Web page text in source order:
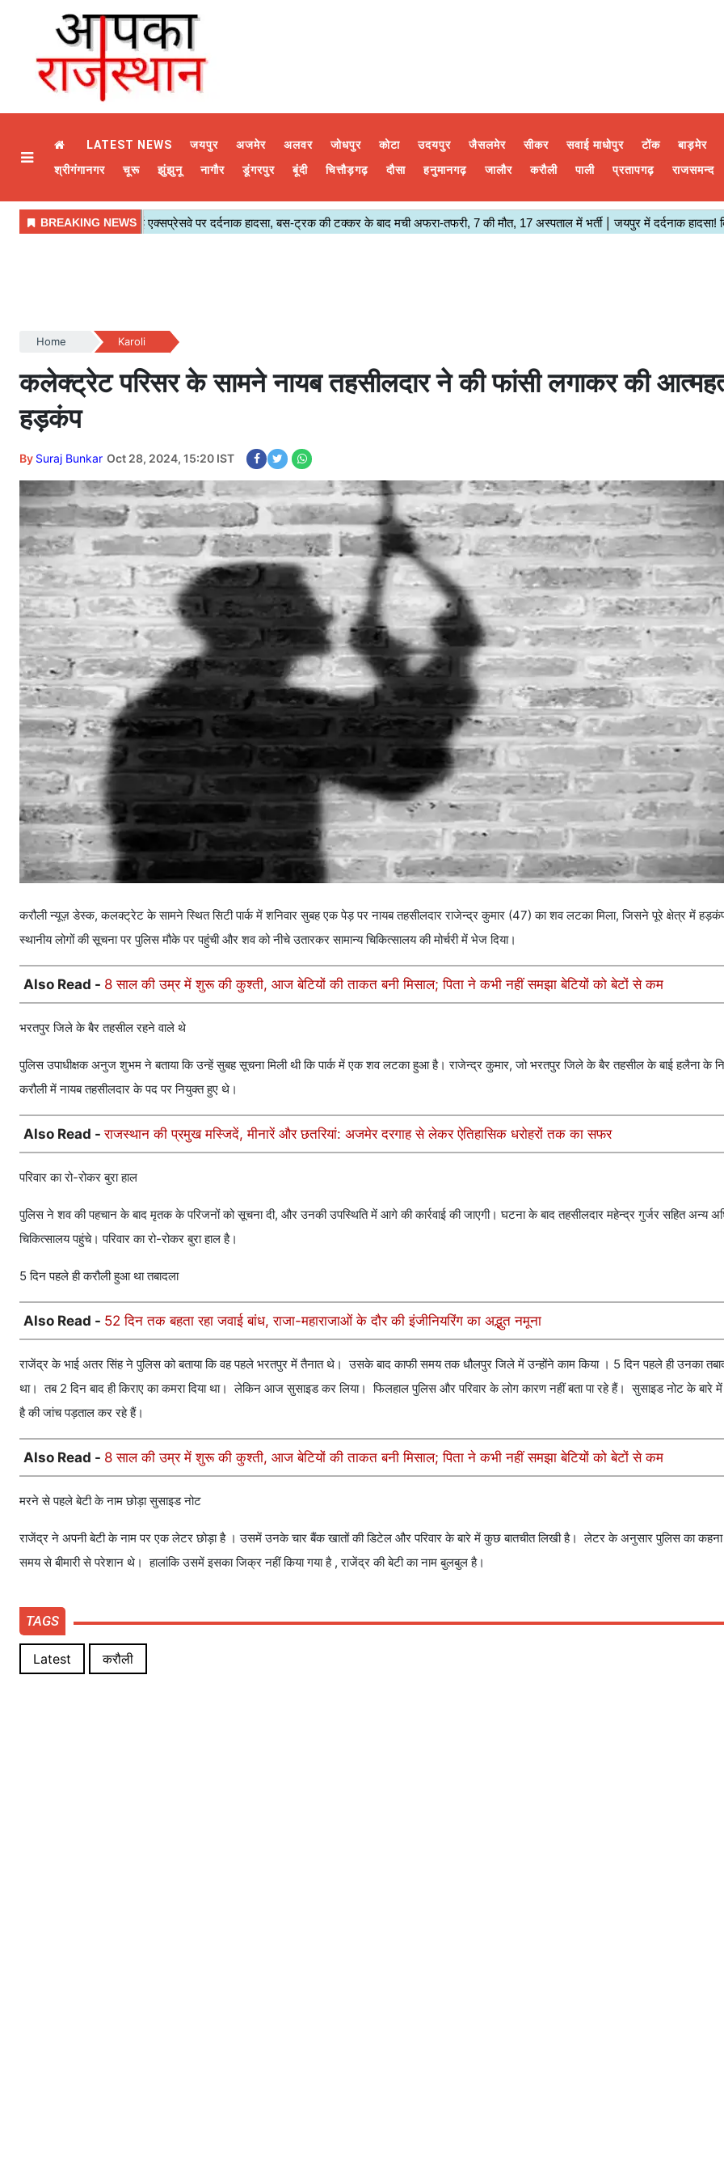
LATEST NEWS जयपुर अजमेर अलवर जोधपुर कोटा उदयपुर जैसलमेर सीकर सवाई माधोपुर टोंक बाड़मेर
श्रीगंगानगर
चूरू झुंझुनू नागौर डूंगरपुर बूंदी चित्तौड़गढ़ दौसा हनुमानगढ़ जालौर करौली पाली प्रतापगढ़ राजसमन्द
Home Karoli
कलेक्ट्रेट परिसर के सामने नायब तहसीलदार ने की फांसी लगाकर की
हड़कंप
By Suraj Bunkar Oct 28, 2024, 15:20 IST
करौली न्यूज़ डेस्क, कलक्ट्रेट के सामने स्थित सिटी पार्क में शनिवार सुबह एक पेड़ पर नायब तहसीलदार राजेन्द्र कुमार (47) का शव लटका मिला, जिसने पूरे क्षेत्र में हड़कंप
स्थानीय लोगों की सूचना पर पुलिस मौके पर पहुंची और शव को नीचे उतारकर सामान्य चिकित्सालय की मोर्चरी में भेज दिया।
Also Read - 8 साल की उम्र में शुरू की कुश्ती, आज बेटियों की ताकत बनी मिसाल; पिता ने कभी नहीं समझा बेटियों को बेटों से कम
भरतपुर जिले के बैर तहसील रहने वाले थे
पुलिस उपाधीक्षक अनुज शुभम ने बताया कि उन्हें सुबह सूचना मिली थी कि पार्क में एक शव लटका हुआ है। राजेन्द्र कुमार, जो भरतपुर जिले के बैर तहसील के बाई हलैना के
करौली में नायब तहसीलदार के पद पर नियुक्त हुए थे।
Also Read -राजस्थान की प्रमुख मस्जिदें, मीनारें और छतरियां: अजमेर दरगाह से लेकर ऐतिहासिक धरोहरों तक का सफर
परिवार का रो-रोकर बुरा हाल
पुलिस ने शव की पहचान के बाद मृतक के परिजनों को सूचना दी, और उनकी उपस्थिति में आगे की कार्रवाई की जाएगी। घटना के बाद तहसीलदार महेन्द्र गुर्जर सहित अन्य
चिकित्सालय पहुंचे। परिवार का रो-रोकर बुरा हाल है।
5 दिन पहले ही करौली हुआ था तबादला
Also Read - 52 दिन तक बहता रहा जवाई बांध, राजा-महाराजाओं के दौर की इंजीनियरिंग का अद्भुत नमूना
राजेंद्र के भाई अतर सिंह ने पुलिस को बताया कि वह पहले भरतपुर में तैनात थे। उसके बाद काफी समय तक धौलपुर जिले में उन्होंने काम किया । 5 दिन पहले ही उनका
था। तब 2 दिन बाद ही किराए का कमरा दिया था। लेकिन आज सुसाइड कर लिया। फिलहाल पुलिस और परिवार के लोग कारण नहीं बता पा रहे हैं। सुसाइड नोट के बारे
है की जांच पड़ताल कर रहे हैं।
Also Read - 8 साल की उम्र में शुरू की कुश्ती, आज बेटियों की ताकत बनी मिसाल; पिता ने कभी नहीं समझा बेटियों को बेटों से कम
मरने से पहले बेटी के नाम छोड़ा सुसाइड नोट
राजेंद्र ने अपनी बेटी के नाम पर एक लेटर छोड़ा है । उसमें उनके चार बैंक खातों की डिटेल और परिवार के बारे में कुछ बातचीत लिखी है। लेटर के अनुसार पुलिस का
समय से बीमारी से परेशान थे। हालांकि उसमें इसका जिक्र नहीं किया गया है , राजेंद्र की बेटी का नाम बुलबुल है।
TAGS
Latest करौली